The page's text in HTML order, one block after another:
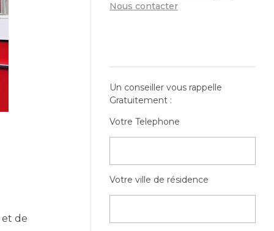
et de
Nous contacter
Un conseiller vous rappelle
Gratuitement :
Votre Telephone
Votre ville de résidence